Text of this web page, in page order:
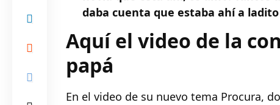
daba cuenta que estaba ahí a
Aquí el video de la
papá
En el video de su nuevo tema Procura,